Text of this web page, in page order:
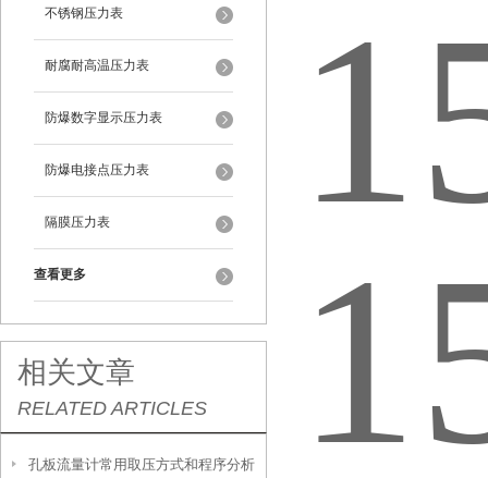
不锈钢压力表
耐腐耐高温压力表
防爆数字显示压力表
防爆电接点压力表
隔膜压力表
查看更多
相关文章
RELATED ARTICLES
孔板流量计常用取压方式和程序分析